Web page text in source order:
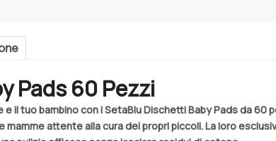
Pads 60 Pezzi
il tuo bambino con i SetaBlu Dischetti Baby Pads da
mamme attente alla cura dei propri piccoli. La loro